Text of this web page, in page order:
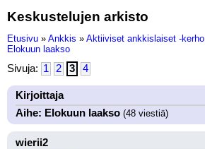
Keskustelujen arkisto
Etusivu » Ankkis » Aktiiviset ankkislaiset -kerho
Elokuun laakso
Sivuja: 1 2 3 4
Kirjoittaja
Aihe: Elokuun laakso (48 viestiä)
wierii2